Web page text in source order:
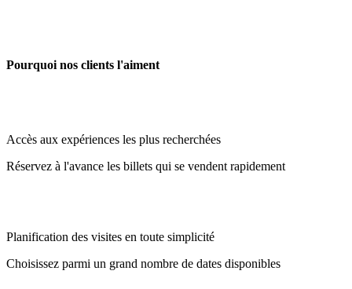
Pourquoi nos clients l'aiment
Accès aux expériences les plus recherchées
Réservez à l'avance les billets qui se vendent rapidement
Planification des visites en toute simplicité
Choisissez parmi un grand nombre de dates disponibles